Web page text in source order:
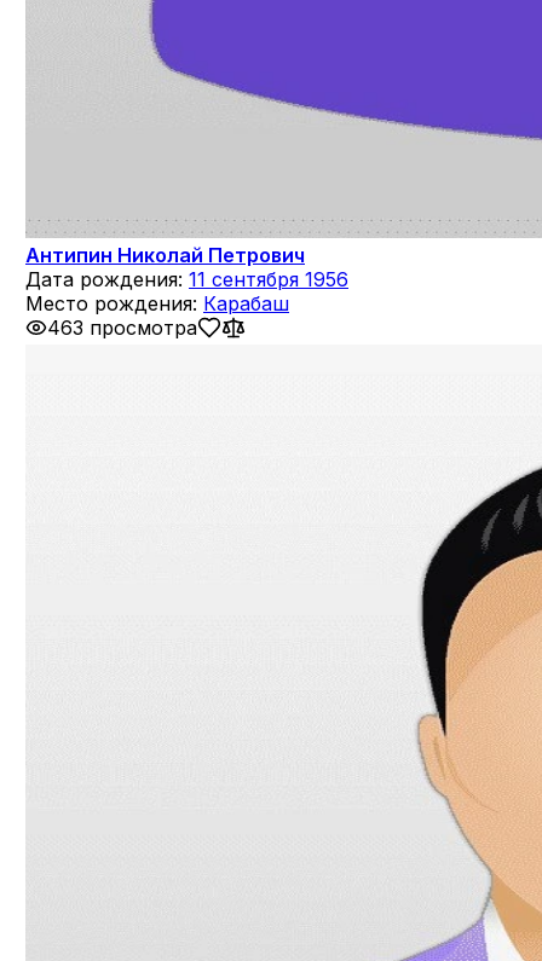
Антипин Николай Петрович
Дата рождения: 11 сентября 1956
Место рождения: Карабаш
463 просмотра